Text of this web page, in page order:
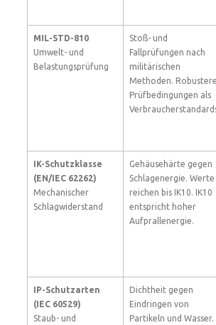
MIL-STD-810
Umwelt- und
Belastungsprüfung
Stoß- und
Fallprüfungen nach
militärischen
Methoden. Robustere
Prüfbedingungen als
IK-Schutzklasse
(EN/IEC 62262)
Mechanischer
Schlagwiderstand
Gehäusehärte gegen
Schlagenergie. Werte
reichen bis IK10. IK10
entspricht hoher
Aufprallenergie.
IP-Schutzarten
(IEC 60529)
Staub- und
Dichtheit gegen
Eindringen von
Partikeln und Wasser.